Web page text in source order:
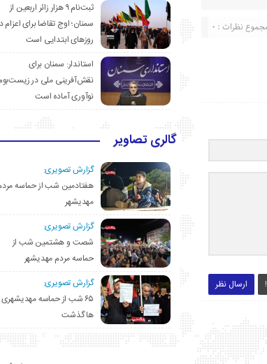
نظرات : 0
ارسال نظر
ثبت‌نام ۹ هزار زائر اربعین از
سمنان؛ اوج تقاضا برای اعزام
روزهای ابتدایی است
استاندار: سمنان برای
نقش‌آفرینی ملی در
نوآوری آماده است
گالری تصاویر
گزارش تصویری:
هفتادمین شب از حماسه
مهدیشهر
گزارش تصویری:
شصت و هشتمین شب از
حماسه مردم مهدیشهر
گزارش تصویری:
۶۵ شب از حماسه مهدیشهری
ها گذشت